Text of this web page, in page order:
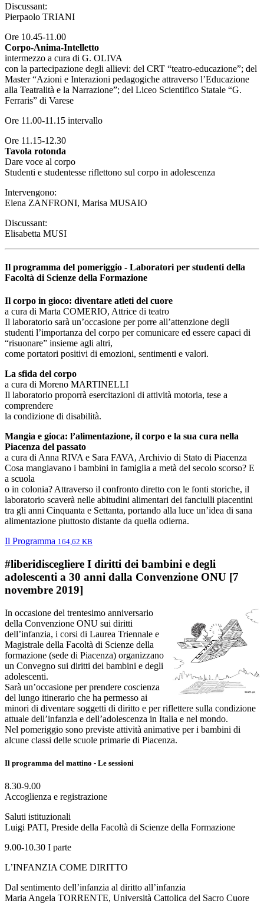
Discussant:
Pierpaolo TRIANI
Ore 10.45-11.00
Corpo-Anima-Intelletto
intermezzo a cura di G. OLIVA
con la partecipazione degli allievi: del CRT “teatro-educazione”; del
Master “Azioni e Interazioni pedagogiche attraverso l’Educazione
alla Teatralità e la Narrazione”; del Liceo Scientifico Statale “G.
Ferraris” di Varese
Ore 11.00-11.15 intervallo
Ore 11.15-12.30
Tavola rotonda
Dare voce al corpo
Studenti e studentesse riflettono sul corpo in adolescenza
Intervengono:
Elena ZANFRONI, Marisa MUSAIO
Discussant:
Elisabetta MUSI
Il programma del pomeriggio - Laboratori per studenti della
Facoltà di Scienze della Formazione
Il corpo in gioco: diventare atleti del cuore
a cura di Marta COMERIO, Attrice di teatro
Il laboratorio sarà un’occasione per porre all’attenzione degli
studenti l’importanza del corpo per comunicare ed essere capaci di
“risuonare” insieme agli altri,
come portatori positivi di emozioni, sentimenti e valori.
La sfida del corpo
a cura di Moreno MARTINELLI
Il laboratorio proporrà esercitazioni di attività motoria, tese a
comprendere
la condizione di disabilità.
Mangia e gioca: l’alimentazione, il corpo e la sua cura nella
Piacenza del passato
a cura di Anna RIVA e Sara FAVA, Archivio di Stato di Piacenza
Cosa mangiavano i bambini in famiglia a metà del secolo scorso? E
a scuola
o in colonia? Attraverso il confronto diretto con le fonti storiche, il
laboratorio scaverà nelle abitudini alimentari dei fanciulli piacentini
tra gli anni Cinquanta e Settanta, portando alla luce un’idea di sana
alimentazione piuttosto distante da quella odierna.
Il Programma 164,62 KB
#liberidiscegliere I diritti dei bambini e degli
adolescenti a 30 anni dalla Convenzione ONU [7
novembre 2019]
In occasione del trentesimo anniversario
della Convenzione ONU sui diritti
dell’infanzia, i corsi di Laurea Triennale e
Magistrale della Facoltà di Scienze della
formazione (sede di Piacenza) organizzano
un Convegno sui diritti dei bambini e degli
adolescenti.
Sarà un’occasione per prendere coscienza
del lungo itinerario che ha permesso ai
minori di diventare soggetti di diritto e per riflettere sulla condizione
attuale dell’infanzia e dell’adolescenza in Italia e nel mondo.
Nel pomeriggio sono previste attività animative per i bambini di
alcune classi delle scuole primarie di Piacenza.
Il programma del mattino - Le sessioni
8.30-9.00
Accoglienza e registrazione
Saluti istituzionali
Luigi PATI, Preside della Facoltà di Scienze della Formazione
9.00-10.30 I parte
L’INFANZIA COME DIRITTO
Dal sentimento dell’infanzia al diritto all’infanzia
Maria Angela TORRENTE, Università Cattolica del Sacro Cuore